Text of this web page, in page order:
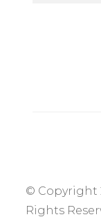
© Copyright
Rights